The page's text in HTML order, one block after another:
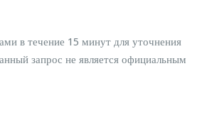
в течение 15 минут для уточнения
запрос не является официальным